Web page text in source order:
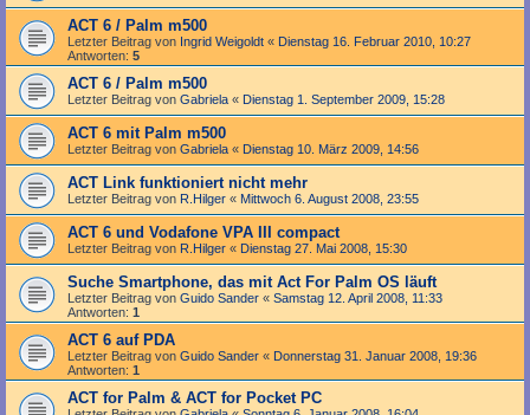
ACT 6 / Palm m500
Letzter Beitrag von Ingrid Weigoldt « Dienstag 16. Februar 2010, 10:27
Antworten: 5
ACT 6 / Palm m500
Letzter Beitrag von Gabriela « Dienstag 1. September 2009, 15:28
ACT 6 mit Palm m500
Letzter Beitrag von Gabriela « Dienstag 10. März 2009, 14:56
ACT Link funktioniert nicht mehr
Letzter Beitrag von R.Hilger « Mittwoch 6. August 2008, 23:55
ACT 6 und Vodafone VPA III compact
Letzter Beitrag von R.Hilger « Dienstag 27. Mai 2008, 15:30
Suche Smartphone, das mit Act For Palm OS läuft
Letzter Beitrag von Guido Sander « Samstag 12. April 2008, 11:33
Antworten: 1
ACT 6 auf PDA
Letzter Beitrag von Guido Sander « Donnerstag 31. Januar 2008, 19:36
Antworten: 1
ACT for Palm & ACT for Pocket PC